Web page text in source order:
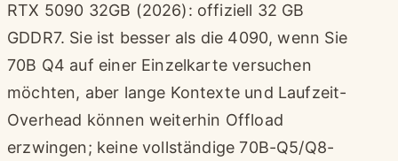
RTX 5090 32GB (2026): offiziell 32 GB
GDDR7. Sie ist besser als die 4090, wenn Sie
70B Q4 auf einer Einzelkarte versuchen
möchten, aber lange Kontexte und Laufzeit-
Overhead können weiterhin Offload
erzwingen; keine vollständige 70B-Q5/Q8-